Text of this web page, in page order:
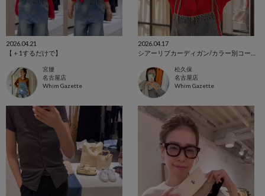
2026.04.21
【＋1するだけで】
宮腰
名古屋店
Whim Gazette
2026.04.17
松久保
名古屋店
Whim Gazette